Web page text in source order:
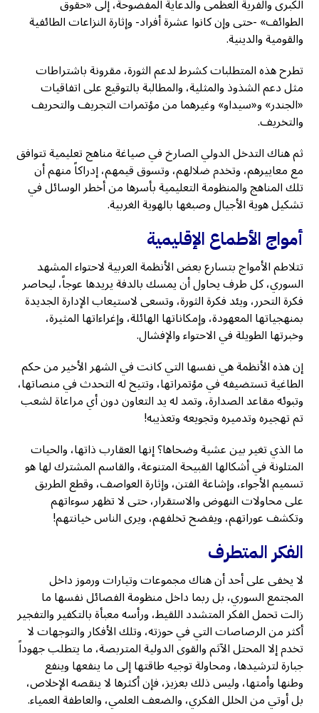
الكبرى والفرية العظمى والدعاية المفضوحة، إلى «حقوق
الطوائف» -حتى وإن كانوا عشرة أفراد- وإثارة النزاعات الطائفية
والقومية والدينية.
تطرح هذه المتطلبات كشرط لدعم الثورة، مقرونة باشتراطات
مثل دعم الشذوذ والمثلية، والمطالبة بالتوقيع على اتفاقيات
«الجندر» و«سيداو» وغيرهما من مؤتمرات التجريف والتحريف
والتخريف.
ثم هناك التدخل الدولي الصارخ في صياغة مناهج تعليمية تتوافق
مع معاييرهم، وتخدم ضلالهم، وتسوق قيمهم، إدراكاً منهم أن
تلك المناهج والمنظومة التعليمية بأسرها من أخطر الوسائل في
تشكيل هوية الأجيال وصبغها بالهوية الغربية.
أمواج الأطماع الإقليمية
تتلاطم الأمواج بتسارع بعض الأنظمة العربية لاحتواء المشهد
السوري، كل طرف يحاول أن يمسك بالدفة يريدها عوجاً، ليحاصر
فكرة التحرر، ويئد فكرة الثورة، وتسعى لاستيعاب الإدارة الجديدة
بمنهجياتها المعهودة، وإمكاناتها الهائلة، وإغراءاتها المثيرة،
وخبرتها الطويلة في الاحتواء والإفشال.
إن هذه الأنظمة هي نفسها التي كانت في الشهر الأخير من حكم
الطاغية تستضيفه في مؤتمراتها، وتتيح له التحدث في منصاتها،
وتبوئه مقاعد الصدارة، وتمد له يد التعاون دون أي مراعاة لشعب
تم تهجيره وتدميره وتجويعه وتعذيبه!
ما الذي تغير بين عشية وضحاها؟ إنها العقارب ذاتها، والحيات
المتلونة في أشكالها القبيحة المتنوعة، والقاسم المشترك لها هو
تسميم الأجواء، وإشاعة الفتن، وإثارة العواصف، وقطع الطريق
على محاولات النهوض والاستقرار، حتى لا تظهر سوءاتهم
وتكشف عوراتهم، ويفضح تخلفهم، ويرى الناس خيانتهم!
الفكر المتطرف
لا يخفى على أحد أن هناك مجموعات وتيارات ورموز داخل
المجتمع السوري، بل ربما داخل منظومة الفصائل نفسها ما
زالت تحمل الفكر المتشدد اللقيط، ورأسه معبأة بالتكفير والتفجير
أكثر من الرصاصات التي في حوزته، وتلك الأفكار والتوجهات لا
تخدم إلا المحتل الآثم والقوى الدولية المتربصة، ما يتطلب جهوداً
جبارة لترشيدها، ومحاولة توجيه طاقتها إلى ما ينفعها وينفع
وطنها وأمتها، وليس ذلك بعزيز، فإن أكثرها لا ينقصه الإخلاص،
بل أوتي من الخلل الفكري، والضعف العلمي، والعاطفة العمياء.